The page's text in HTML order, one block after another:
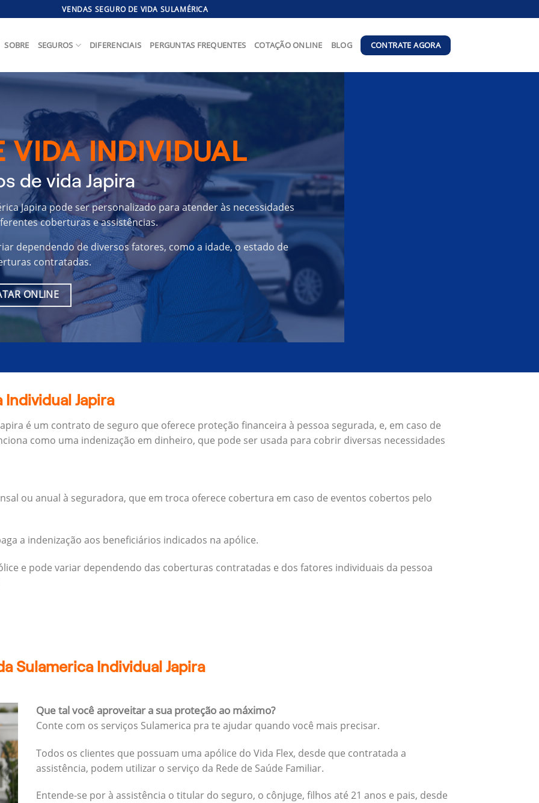
VENDAS SEGURO DE VIDA SULAMÉRICA
SOBRE SEGUROS DIFERENCIAIS PERGUNTAS FREQUENTES COTAÇÃO ONLINE BLOG CONTRATE AGORA
VIDA INDIVIDUAL
de vida Japira
Japira pode ser personalizado para atender às necessidades
coberturas e assistências.
dependendo de diversos fatores, como a idade, o estado de
contratadas.
ONLINE
Japira
é um contrato de seguro que oferece proteção financeira à pessoa segurada, e, em caso de
como uma indenização em dinheiro, que pode ser usada para cobrir diversas necessidades
ou anual à seguradora, que em troca oferece cobertura em caso de eventos cobertos pelo
a indenização aos beneficiários indicados na apólice.
e pode variar dependendo das coberturas contratadas e dos fatores individuais da pessoa
Sulamerica Individual Japira
Que tal você aproveitar a sua proteção ao máximo?
Conte com os serviços Sulamerica pra te ajudar quando você mais precisar.
Todos os clientes que possuam uma apólice do Vida Flex, desde que contratada a
assistência, podem utilizar o serviço da Rede de Saúde Familiar.
Entende-se por à assistência o titular do seguro, o cônjuge, filhos até 21 anos e pais, desde